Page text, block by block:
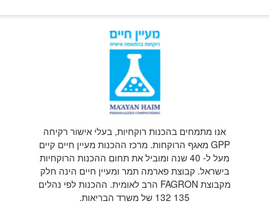
אנו מתמחים בהכנות רוקחיות, בעלי אישור רקיחה
GPP מאגף הרוקחות. מרכז ההכנות מעיין חיים קיים
מעל ל- 40 שנה ומוביל את תחום ההכנות הרוקחיות
בישראל. קבוצת פארמה תמר ומעיין חיים הינה חלק
מקבוצת FAGRON הרב לאומית. ההכנות לפי נהלים
135 132 של משרד הבריאות.